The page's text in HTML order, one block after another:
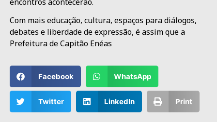
Com mais educação, cultura, espaços para diálogos,
debates e liberdade de expressão, é assim que a
Prefeitura de Capitão Enéas
Facebook WhatsApp
Twitter LinkedIn Print